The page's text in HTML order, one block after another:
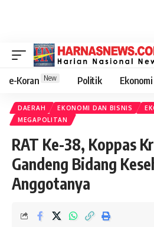
e-Koran New Politik
DAERAH EKONOMI DAN BISNIS
MEGAPOLITAN
RAT Ke-38, Koppas
Gandeng Bidang
Anggotanya